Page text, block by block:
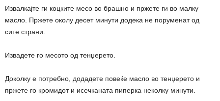
Извалкајте ги коцките месо во брашно и пржете ги во малку
масло. Пржете околу десет минути додека не поруменат од
сите страни.
Извадете го месото од тенџерето.
Доколку е потребно, додадете повеќе масло во тенџерето и
пржете го кромидот и исечканата пиперка неколку минути.